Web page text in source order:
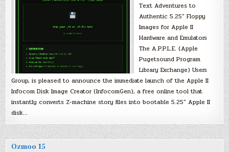
Text Adventures to
Authentic 5.25″ Floppy
Images for Apple II
Hardware and Emulators
The A.P.P.L.E. (Apple
Pugetsound Program
Library Exchange) Users
Group, is pleased to announce the immediate launch of the Apple II
Infocom Disk Image Creator (InfocomGen), a free online tool that
instantly converts Z-machine story files into bootable 5.25″ Apple II
disk…
Ozmoo 15